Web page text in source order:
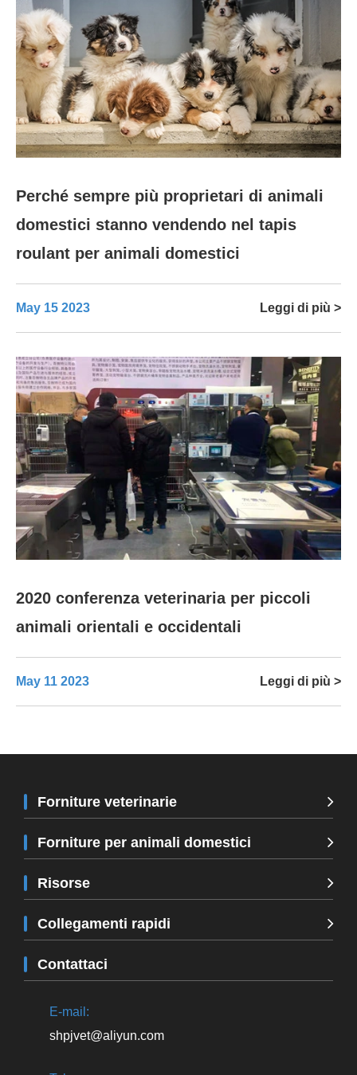
Perché sempre più proprietari di animali
domestici stanno vendendo nel tapis
roulant per animali domestici
May 15 2023 Leggi di più >
2020 conferenza veterinaria per piccoli
animali orientali e occidentali
May 11 2023 Leggi di più >
Forniture veterinarie
Forniture per animali domestici
Risorse
Collegamenti rapidi
Contattaci
E-mail:
shpjvet@aliyun.com